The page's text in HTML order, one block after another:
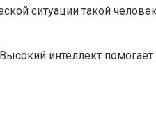
ситуации такой человек
интеллект